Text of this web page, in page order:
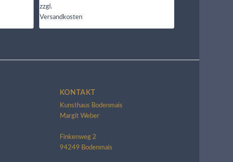
zzgl.
Versandkosten
KONTAKT
Kunsthaus Bodenmais
Margit Weber
Finkenweg 2
94249 Bodenmais